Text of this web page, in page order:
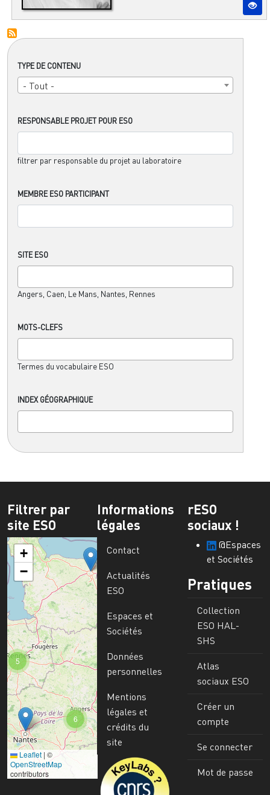
TYPE DE CONTENU
- Tout -
RESPONSABLE PROJET POUR ESO
filtrer par responsable du projet au laboratoire
MEMBRE ESO PARTICIPANT
SITE ESO
Angers, Caen, Le Mans, Nantes, Rennes
MOTS-CLEFS
Termes du vocabulaire ESO
INDEX GÉOGRAPHIQUE
Filtrer par
site ESO
6
5
+
−
Leaflet | ©
OpenStreetMap
contributors
Informations
légales
Contact
Actualités
ESO
Espaces et
Sociétés
Données
personnelles
Mentions
légales et
crédits du
site
Image
rESO
sociaux !
@Espaces
et Sociétés
Pratiques
Collection
ESO HAL-
SHS
Atlas
sociaux ESO
Créer un
compte
Se connecter
Mot de passe